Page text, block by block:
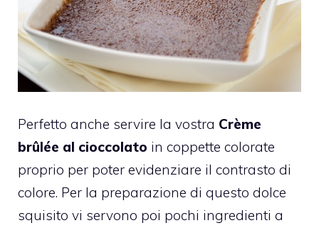
Perfetto anche servire la vostra Crème
brûlée al cioccolato in coppette colorate
proprio per poter evidenziare il contrasto di
colore. Per la preparazione di questo dolce
squisito vi servono poi pochi ingredienti a